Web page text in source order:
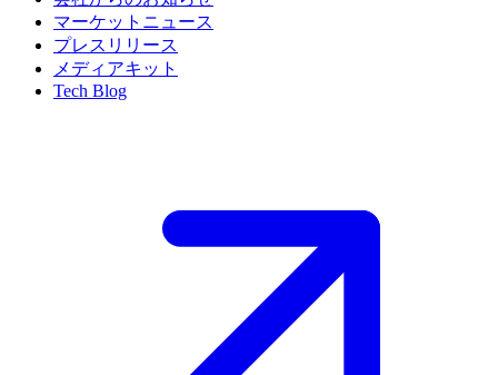
マーケットニュース
プレスリリース
メディアキット
Tech Blog